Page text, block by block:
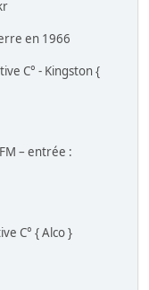
en 1966
C° - Kingston {
– entrée :
C° { Alco }